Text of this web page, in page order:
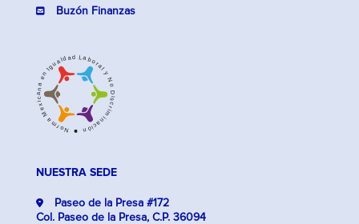
Buzón Finanzas
NUESTRA SEDE
Paseo de la Presa #172
Col. Paseo de la Presa, C.P. 36094